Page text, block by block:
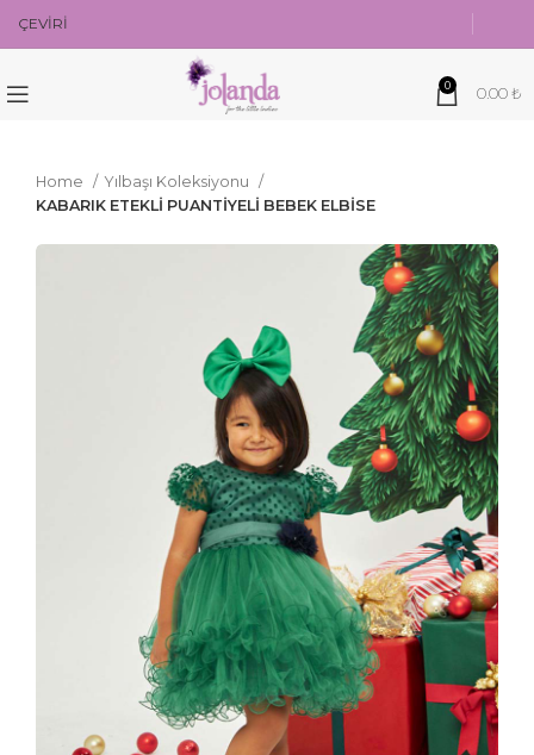
ÇEVİRİ
0 0.00₺
Home
Yılbaşı Koleksiyonu
KABARIK ETEKLİ PUANTİYELİ BEBEK ELBİSE